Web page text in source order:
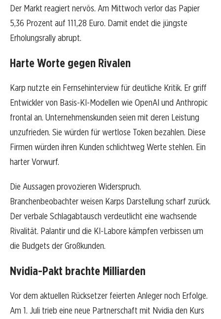
Der Markt reagiert nervös. Am Mittwoch verlor das Papier
5,36 Prozent auf 111,28 Euro. Damit endet die jüngste
Erholungsrally abrupt.
Harte Worte gegen Rivalen
Karp nutzte ein Fernsehinterview für deutliche Kritik. Er griff
Entwickler von Basis-KI-Modellen wie OpenAI und Anthropic
frontal an. Unternehmenskunden seien mit deren Leistung
unzufrieden. Sie würden für wertlose Token bezahlen. Diese
Firmen würden ihren Kunden schlichtweg Werte stehlen. Ein
harter Vorwurf.
Die Aussagen provozieren Widerspruch.
Branchenbeobachter weisen Karps Darstellung scharf zurück.
Der verbale Schlagabtausch verdeutlicht eine wachsende
Rivalität. Palantir und die KI-Labore kämpfen verbissen um
die Budgets der Großkunden.
Nvidia-Pakt brachte Milliarden
Vor dem aktuellen Rücksetzer feierten Anleger noch Erfolge.
Am 1. Juli trieb eine neue Partnerschaft mit Nvidia den Kurs